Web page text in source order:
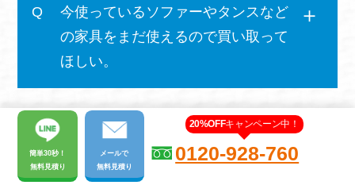
今使っているソファーやタンスなど
の家具をまだ使えるので買い取って
ほしい。
簡単30秒！
無料見積り
メールで
無料見積り
20%OFFキャンペーン中！
0120-928-760